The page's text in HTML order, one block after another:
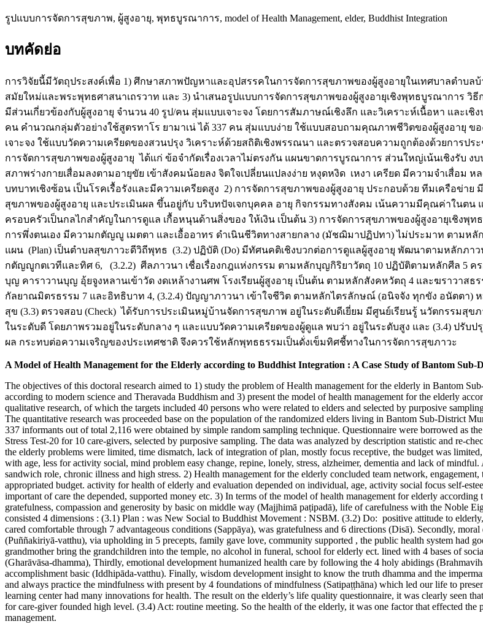
รูปแบบการจัดการสุขภาพ, ผู้สูงอายุ, พุทธบูรณาการ, model of Health Management, elder, Buddhist Integration
บทคัดย่อ
การวิจัยนี้มีวัตถุประสงค์เพื่อ 1) ศึกษาสภาพปัญหาและอุปสรรคในการจัดการสุขภาพของผู้สูงอายุในเทศบาลตำบล
สมัยใหม่และพระพุทธศาสนาเถรวาท และ 3) นำเสนอรูปแบบการจัดการสุขภาพของผู้สูงอายุเชิงพุทธบูรณาการ วิ
มีส่วนเกี่ยวข้องกับผู้สูงอายุ จำนวน 40 รูป/คน สุ่มแบบเจาะจง โดยการสัมภาษณ์เชิงลึก และวิเคราะห์เนื้อหา และ
คน คำนวณกลุ่มตัวอย่างใช้สูตรทาโร ยามาเน่ ได้ 337 คน สุ่มแบบง่าย ใช้แบบสอบถามคุณภาพชีวิตของผู้สูงอายุ
เจาะจง ใช้แบบวัดความเครียดของสวนปรุง วิเคราะห์ด้วยสถิติเชิงพรรณนา และตรวจสอบความถูกต้องด้วยการป
การจัดการสุขภาพของผู้สูงอายุ ได้แก่ ข้อจำกัดเรื่องเวลาไม่ตรงกัน แผนขาดการบูรณาการ ส่วนใหญ่เน้นเชิงรับ
สภาพร่างกายเสื่อมลงตามอายุขัย เข้าสังคมน้อยลง จิตใจเปลี่ยนแปลงง่าย หงุดหงิด เหงา เครียด มีความจำเสื่อ
บทบาทเชิงซ้อน เป็นโรคเรื้อรังและมีความเครียดสูง 2) การจัดการสุขภาพของผู้สูงอายุ ประกอบด้วย ทีมเครือข่
สุขภาพของผู้สูงอายุ และประเมินผล ขึ้นอยู่กับ บริบทปัจเจกบุคคล อายุ กิจกรรมทางสังคม เน้นความมีคุณค่าในตน
ครอบครัวเป็นกลไกสำคัญในการดูแล เกื้อหนุนด้านสิ่งของ ให้เงิน เป็นต้น 3) การจัดการสุขภาพของผู้สูงอายุเชิง
การพึ่งตนเอง มีความกตัญญู เมตตา และเอื้ออาทร ดำเนินชีวิตทางสายกลาง (มัชฌิมาปฏิปทา) ไม่ประมาท ตามห
แผน (Plan) เป็นตำบลสุขภาวะดีวิถีพุทธ (3.2) ปฏิบัติ (Do) มีทัศนคติเชิงบวกต่อการดูแลผู้สูงอายุ พัฒนาตามหลักภา
กตัญญูกตเวทีและทิศ 6, (3.2.2) ศีลภาวนา เชื่อเรื่องกฎแห่งกรรม ตามหลักบุญกิริยาวัตถุ 10 ปฏิบัติตามหลักศีล 5
บุญ คาราวานบุญ อุ้ยจูงหลานเข้าวัด งดเหล้างานศพ โรงเรียนผู้สูงอายุ เป็นต้น ตามหลักสังคหวัตถุ 4 และฆราวาส
กัลยาณมิตรธรรม 7 และอิทธิบาท 4, (3.2.4) ปัญญาภาวนา เข้าใจชีวิต ตามหลักไตรลักษณ์ (อนิจจัง ทุกขัง อนัตตา)
สุข (3.3) ตรวจสอบ (Check) ได้รับการประเมินหมู่บ้านจัดการสุขภาพ อยู่ในระดับดีเยี่ยม มีศูนย์เรียนรู้ นวัตกรรม
ในระดับดี โดยภาพรวมอยู่ในระดับกลาง ๆ และแบบวัดความเครียดของผู้ดูแล พบว่า อยู่ในระดับสูง และ (3.4) ปรั
ผล กระทบต่อความเจริญของประเทศชาติ จึงควรใช้หลักพุทธธรรมเป็นดั่งเข็มทิศชี้ทางในการจัดการสุขภาวะ
A Model of Health Management for the Elderly according to Buddhist Integration : A Case Study of Bantom
The objectives of this doctoral research aimed to 1) study the problem of Health management for the elderly in Bantom
according to modern science and Theravada Buddhism and 3) present the model of health management for the elderly
qualitative research, of which the targets included 40 persons who were related to elders and selected by purposive
The quantitative research was proceeded base on the population of the randomized elders living in Bantom Sub-District
337 informants out of total 2,116 were obtained by simple random sampling technique. Questionnaire were borrowed
Stress Test-20 for 10 care-givers, selected by purposive sampling. The data was analyzed by description statistic and re-
the elderly problems were limited, time dismatch, lack of integration of plan, mostly focus receptive, the budget was
with age, less for activity social, mind problem easy change, repine, lonely, stress, alzheimer, dementia and lack of
sandwich role, chronic illness and high stress. 2) Health management for the elderly concluded team network,
appropriated budget. activity for health of elderly and evaluation depended on individual, age, activity social focus self-
important of care the depended, supported money etc. 3) In terms of the model of health management for elderly
gratefulness, compassion and generosity by basic on middle way (Majjhimā paṭipadā), life of carefulness with the Noble
consisted 4 dimensions : (3.1) Plan : was New Social to Buddhist Movement : NSBM. (3.2) Do: positive attitude to
cared comfortable through 7 advantageous conditions (Sappāya), was gratefulness and 6 directions (Disā). Secondly,
(Puññakiriyā-vatthu), via upholding in 5 precepts, family gave love, community supported , the public health system had
grandmother bring the grandchildren into the temple, no alcohol in funeral, school for elderly ect. lined with 4 bases of
(Gharāvāsa-dhamma), Thirdly, emotional development humanized health care by following the 4 holy abidings
accomplishment basic (Iddhipāda-vatthu). Finally, wisdom development insight to know the truth dhamma and the
and always practice the mindfulness with present by 4 foundations of mindfulness (Satipaṭṭhāna) which led our life to
learning center had many innovations for health. The result on the elderly’s life quality questionnaire, it was clearly seen
for care-giver founded high level. (3.4) Act: routine meeting. So the health of the elderly, it was one factor that effected
management.